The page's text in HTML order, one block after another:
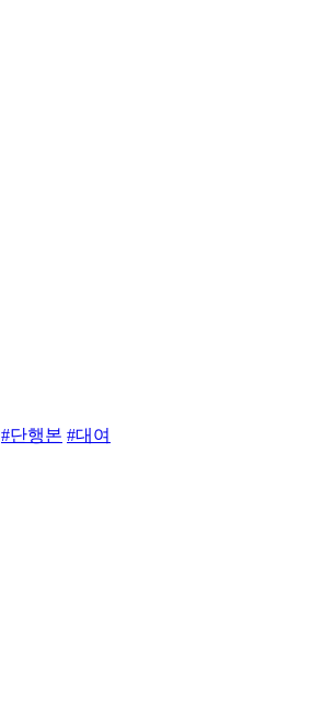
#단행본 #대여